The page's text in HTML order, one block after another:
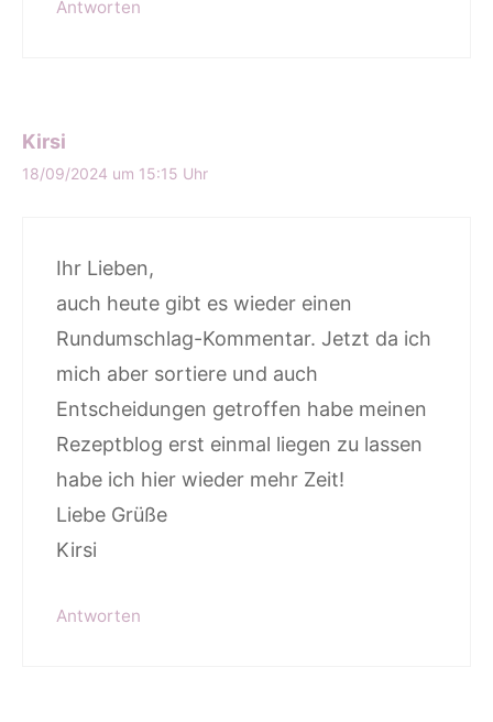
Antworten
Kirsi
18/09/2024 um 15:15 Uhr
Ihr Lieben,
auch heute gibt es wieder einen
Rundumschlag-Kommentar. Jetzt da ich
mich aber sortiere und auch
Entscheidungen getroffen habe meinen
Rezeptblog erst einmal liegen zu lassen
habe ich hier wieder mehr Zeit!
Liebe Grüße
Kirsi
Antworten